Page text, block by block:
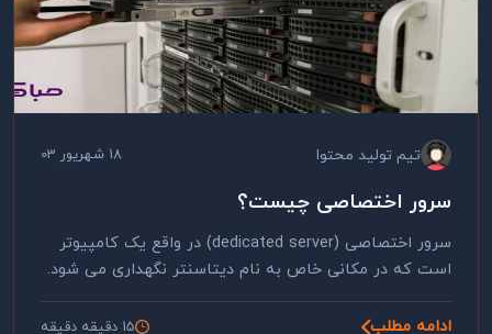
تیم تولید محتوا 18 شهریور 03
سرور اختصاصی چیست؟
سرور اختصاصی (dedicated server) در واقع یک کامپیوتر
است که در مکانی خاص به نام دیتاسنتر نگهداری می شود.
ادامه مطلب 15 دقیقه دقیقه